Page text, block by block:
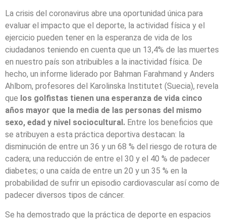
La crisis del coronavirus abre una oportunidad única para
evaluar el impacto que el deporte, la actividad física y el
ejercicio pueden tener en la esperanza de vida de los
ciudadanos teniendo en cuenta que un 13,4% de las muertes
en nuestro país son atribuibles a la inactividad física. De
hecho, un informe liderado por Bahman Farahmand y Anders
Ahlbom, profesores del Karolinska Institutet (Suecia), revela
que los golfistas tienen una esperanza de vida cinco
años mayor que la media de las personas del mismo
sexo, edad y nivel sociocultural. Entre los beneficios que
se atribuyen a esta práctica deportiva destacan: la
disminución de entre un 36 y un 68 % del riesgo de rotura de
cadera; una reducción de entre el 30 y el 40 % de padecer
diabetes; o una caída de entre un 20 y un 35 % en la
probabilidad de sufrir un episodio cardiovascular así como de
padecer diversos tipos de cáncer.
Se ha demostrado que la práctica de deporte en espacios